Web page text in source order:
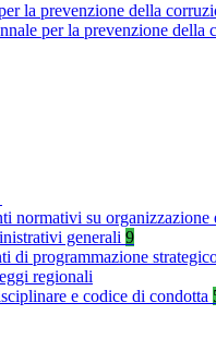
la prevenzione della
per la prevenzione della
normativi su organizzazione
generali 9
di programmazione
regionali
e codice di condotta